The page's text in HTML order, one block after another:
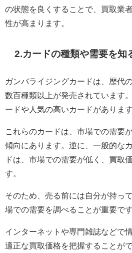
の状態を良くすることで、買取業
性が高まります。
2.カードの種類や需要を知
ガンバライジングカードは、歴代
数百種類以上が発売されています
ードや人気の高いカードがあります
これらのカードは、市場での需要
傾向にあります。逆に、一般的な
ドは、市場での需要が低く、買取
す。
そのため、売る前には自分が持っ
場での需要を調べることが重要です
インターネットや専門雑誌などで
適正な買取価格を把握することがで